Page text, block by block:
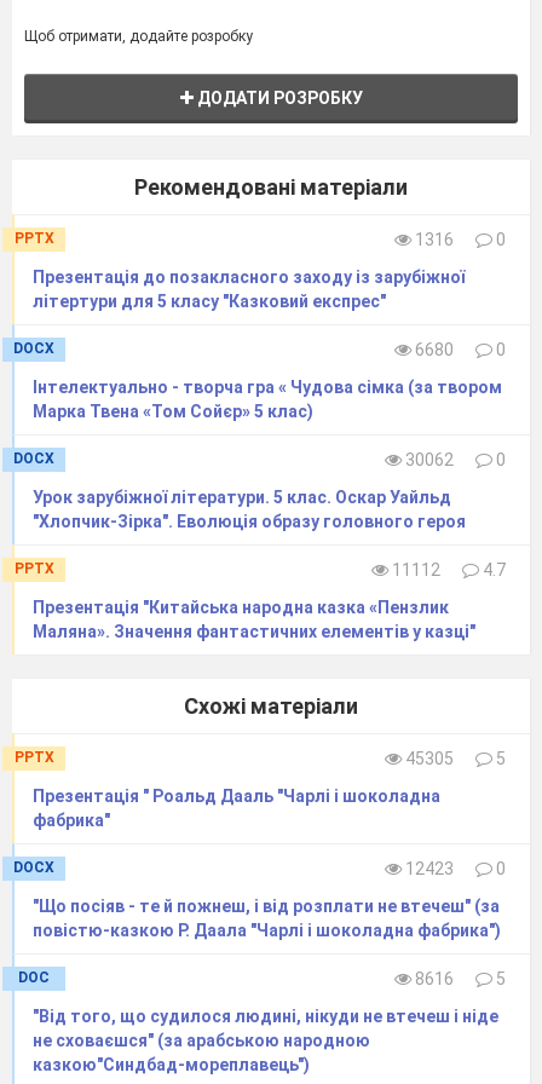
Рідна дочка стоїть у смолі усенька…
На пригоди нові з радістю чекає.
В чані з фарбою тут дехто заховався…
І володарем сміло він усім назвався.
Бо художник малий щире серце має!
Захід має форму
Навчальна структура, в якій учні
колу один раз, причому кожен має однакову
кількість часу. Це теж один з головних
принципів технології: дати однакові права і
Учасники заходу мають показати свої знання із
зарубіжної літератури та продемонструвати
творчі здібності.
Оцінювати результати учасників буде
вельмишановне журі.
(Представлення членів журі)
Щоб захід пройшов добре, пропоную усім
ознайомитися з нашими правилами.
Правила Single Round Robinу
Щоб отримати, додайте розробку
ДОДАТИ РОЗРОБКУ
Рекомендовані матеріали
PPTX 1316
0
Презентація до позакласного заходу із зарубіжної
літертури для 5 класу "Казковий експрес"
DOCX 6680
0
Інтелектуально - творча гра « Чудова сімка (за твором
Марка Твена «Том Сойєр» 5 клас)
DOCX 30062
0
Урок зарубіжної літератури. 5 клас. Оскар Уайльд
"Хлопчик-Зірка". Еволюція образу головного героя
PPTX 11112
4.7
Презентація "Китайська народна казка «Пензлик
Маляна». Значення фантастичних елементів у казці"
Схожі матеріали
PPTX 45305
5
Презентація " Роальд Дааль "Чарлі і шоколадна
фабрика"
DOCX 12423
0
"Що посіяв - те й пожнеш, і від розплати не втечеш" (за
повістю-казкою Р. Даала "Чарлі і шоколадна фабрика")
DOC 8616
5
"Від того, що судилося людині, нікуди не втечеш і ніде
не сховаєшся" (за арабською народною
казкою"Синдбад-мореплавець")